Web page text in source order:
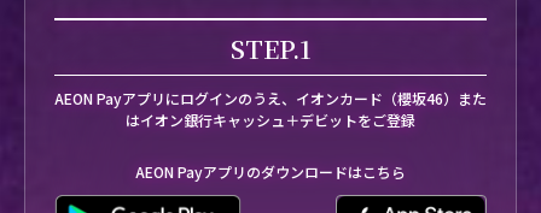
STEP.1
AEON Payアプリにログインのうえ、イオンカード（櫻坂46）また
はイオン銀行キャッシュ＋デビットをご登録
AEON Payアプリのダウンロードはこちら